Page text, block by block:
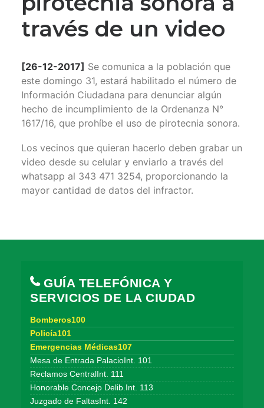
través de un video
[26-12-2017] Se comunica a la población que
este domingo 31, estará habilitado el número de
Información Ciudadana para denunciar algún
hecho de incumplimiento de la Ordenanza N°
1617/16, que prohíbe el uso de pirotecnia sonora.
Los vecinos que quieran hacerlo deben grabar un
video desde su celular y enviarlo a través del
whatsapp al 343 471 3254, proporcionando la
mayor cantidad de datos del infractor.
GUÍA TELEFÓNICA Y
SERVICIOS DE LA CIUDAD
Bomberos100
Policía101
Emergencias Médicas107
Mesa de Entrada PalacioInt. 101
Reclamos CentralInt. 111
Honorable Concejo Delib.Int. 113
Juzgado de FaltasInt. 142